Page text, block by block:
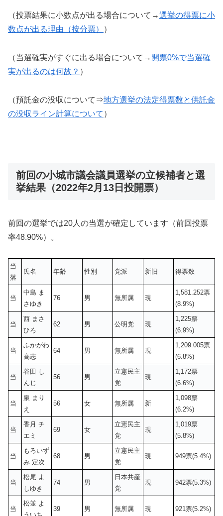
（投票結果に小数点が出る場合について→選挙の得票に小
数点が出る理由（按分票）
）
（当選確実がすぐに出る場合について→ 開票0%で当選確
実が出るのは何故？ ）
（預託金の没収について⇒地方選挙の法定得票数と供託金
の没収ライン計算について ）
前回の小城市議会議員選挙の立候補者と選
挙結果（2022年2月13日投開票）
前回の選挙では20人の当選が確定しています（前回投票
率48.90%）。
当
落
氏名 年齢 性別 党派 新旧 得票数
当
中島 ま
さゆき
76 男 無所属 現
1,581.252票
(8.9%)
当
西 まさ
ひろ
62 男 公明党 現
1,225票
(6.9%)
当
ふかがわ
高志
64 男 無所属 現
1,209.005票
(6.8%)
当
谷田 し
んじ
56 男
立憲民主
党
現
1,172票
(6.6%)
当
泉 まり
え
56 女 無所属 新
1,098票
(6.2%)
当
香月 チ
エミ
69 女
立憲民主
党
現
1,019票
(5.8%)
当
もろいず
み 定次
68 男
立憲民主
党
現 949票(5.4%)
当
松尾 よ
しゆき
74 男
日本共産
党
現 942票(5.3%)
当
松並 よ
39 男 無所属 現 921票(5.2%)